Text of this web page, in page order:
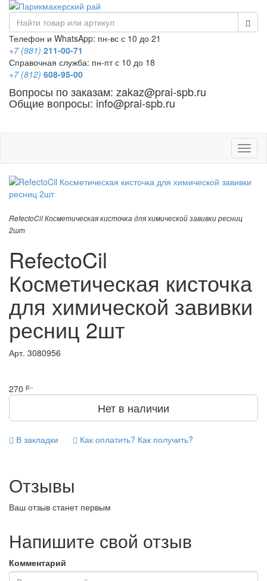
Телефон и WhatsApp: пн-вс с 10 до 21
+7 (981) 211-00-71
Справочная служба: пн-пт с 10 до 18
+7 (812) 608-95-00
Вопросы по заказам: zakaz@prai-spb.ru
Общие вопросы: info@prai-spb.ru
RefectoCil Косметическая кисточка для химической завивки ресниц
2шт
RefectoCil
Косметическая кисточка
для химической завивки
ресниц 2шт
Арт. 3080956
270 р.-
Нет в наличии
В закладки Как оплатить? Как получить?
Отзывы
Ваш отзыв станет первым
Напишите свой отзыв
Комментарий